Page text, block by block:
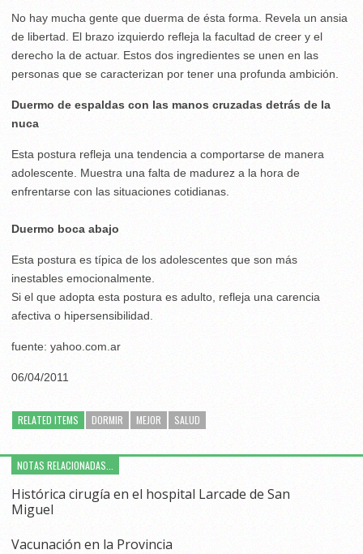
No hay mucha gente que duerma de ésta forma. Revela un ansia
de libertad. El brazo izquierdo refleja la facultad de creer y el
derecho la de actuar. Estos dos ingredientes se unen en las
personas que se caracterizan por tener una profunda ambición.
Duermo de espaldas con las manos cruzadas detrás de la
nuca
Esta postura refleja una tendencia a comportarse de manera
adolescente. Muestra una falta de madurez a la hora de
enfrentarse con las situaciones cotidianas.
Duermo boca abajo
Esta postura es típica de los adolescentes que son más
inestables emocionalmente.
Si el que adopta esta postura es adulto, refleja una carencia
afectiva o hipersensibilidad.
fuente: yahoo.com.ar
06/04/2011
RELATED ITEMS DORMIR MEJOR SALUD
NOTAS RELACIONADAS...
Histórica cirugía en el hospital Larcade de San
Miguel
Vacunación en la Provincia